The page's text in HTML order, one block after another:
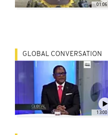
01:06
13:00
GLOBAL CONVERSATION